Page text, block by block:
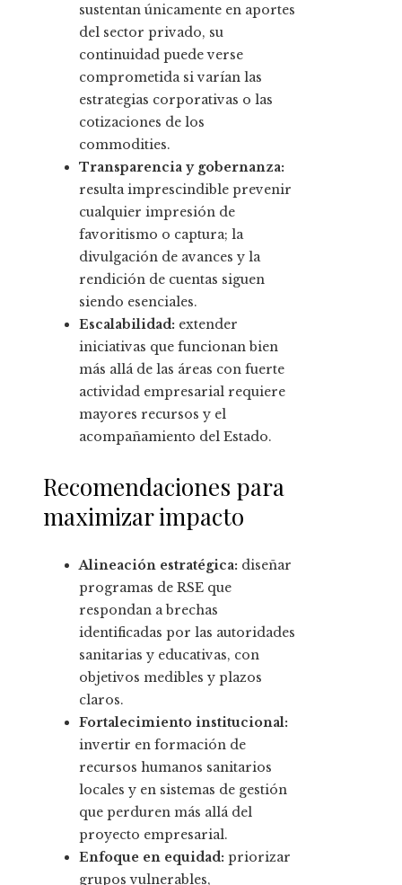
sustentan únicamente en aportes
del sector privado, su
continuidad puede verse
comprometida si varían las
estrategias corporativas o las
cotizaciones de los
commodities.
Transparencia y gobernanza:
resulta imprescindible prevenir
cualquier impresión de
favoritismo o captura; la
divulgación de avances y la
rendición de cuentas siguen
siendo esenciales.
Escalabilidad: extender
iniciativas que funcionan bien
más allá de las áreas con fuerte
actividad empresarial requiere
mayores recursos y el
acompañamiento del Estado.
Recomendaciones para
maximizar impacto
Alineación estratégica: diseñar
programas de RSE que
respondan a brechas
identificadas por las autoridades
sanitarias y educativas, con
objetivos medibles y plazos
claros.
Fortalecimiento institucional:
invertir en formación de
recursos humanos sanitarios
locales y en sistemas de gestión
que perduren más allá del
proyecto empresarial.
Enfoque en equidad: priorizar
grupos vulnerables,